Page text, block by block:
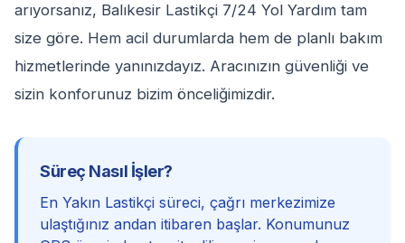
arıyorsanız, Balıkesir Lastikçi 7/24 Yol Yardım tam
size göre. Hem acil durumlarda hem de planlı bakım
hizmetlerinde yanınızdayız. Aracınızın güvenliği ve
sizin konforunuz bizim önceliğimizdir.
Süreç Nasıl İşler?
En Yakın Lastikçi süreci, çağrı merkezimize
ulaştığınız andan itibaren başlar. Konumunuz